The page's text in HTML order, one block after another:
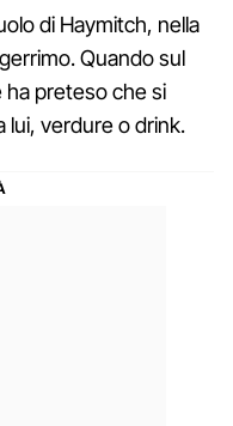
di Haymitch, nella
Quando sul
ha preteso che si
lui, verdure o drink.